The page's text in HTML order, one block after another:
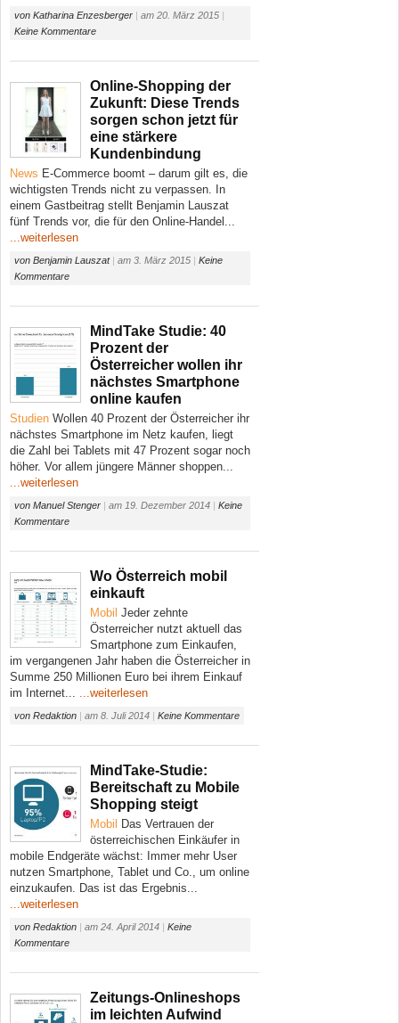
von Katharina Enzesberger | am 20. März 2015 |
Keine Kommentare
Online-Shopping der
Zukunft: Diese Trends
sorgen schon jetzt für
eine stärkere
Kundenbindung
News E-Commerce boomt – darum gilt es, die
wichtigsten Trends nicht zu verpassen. In
einem Gastbeitrag stellt Benjamin Lauszat
fünf Trends vor, die für den Online-Handel...
...weiterlesen
von Benjamin Lauszat| am 3. März 2015 | Keine
Kommentare
MindTake Studie: 40
Prozent der
Österreicher wollen ihr
nächstes Smartphone
online kaufen
Studien Wollen 40 Prozent der Österreicher ihr
nächstes Smartphone im Netz kaufen, liegt
die Zahl bei Tablets mit 47 Prozent sogar noch
höher. Vor allem jüngere Männer shoppen...
...weiterlesen
von Manuel Stenger | am 19. Dezember 2014 | Keine
Kommentare
Wo Österreich mobil
einkauft
Mobil Jeder zehnte
Österreicher nutzt aktuell das
Smartphone zum Einkaufen,
im vergangenen Jahr haben die Österreicher in
Summe 250 Millionen Euro bei ihrem Einkauf
im Internet... ...weiterlesen
von Redaktion | am 8. Juli 2014 | Keine Kommentare
MindTake-Studie:
Bereitschaft zu Mobile
Shopping steigt
Mobil
Das Vertrauen der
österreichischen Einkäufer in
mobile Endgeräte wächst: Immer mehr User
nutzen Smartphone, Tablet und Co., um online
einzukaufen. Das ist das Ergebnis...
...weiterlesen
von Redaktion | am 24. April 2014 | Keine
Kommentare
Zeitungs-Onlineshops
im leichten Aufwind